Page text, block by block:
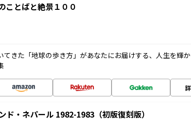
ことばと絶景１００
てきた「地球の歩き方」があなたにお届けする、人生を輝
ド・ネパール 1982-1983（初版復刻版）